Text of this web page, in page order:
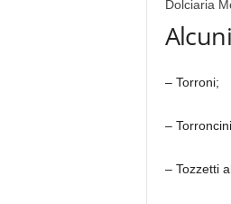
Dolciaria
– Torroni;
–
– Tozzetti